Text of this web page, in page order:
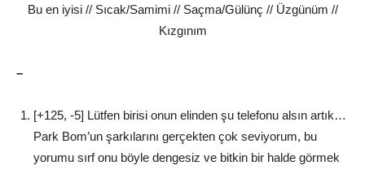
Bu en iyisi // Sıcak/Samimi // Saçma/Gülünç // Üzgünüm //
Kızgınım
–
[+125, -5] Lütfen birisi onun elinden şu telefonu alsın artık…
Park Bom’un şarkılarını gerçekten çok seviyorum, bu
yorumu sırf onu böyle dengesiz ve bitkin bir halde görmek